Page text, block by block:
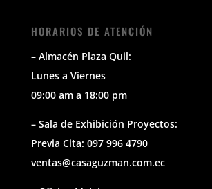
HORARIOS DE ATENCIÓN
– Almacén Plaza Quil:
Lunes a Viernes
09:00 am a 18:00 pm
– Sala de Exhibición Proyectos:
Previa Cita: 097 996 4790
ventas@casaguzman.com.ec